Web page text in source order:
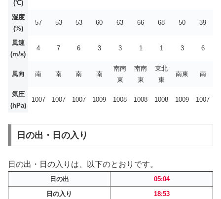
(℃)
湿度
(%)
57 53 53 60 63 66 68 50 39
風速
(m/s)
4 7 6 3 3 1 1 3 6
風向 南 南 南 南
南南
東
南南
東
東北
東
南東 南
気圧
(hPa)
1007 1007 1007 1009 1008 1008 1008 1009 1007
日の出・日の入り
日の出・日の入りは、以下のとおりです。
日の出
05:04
日の入り
18:53